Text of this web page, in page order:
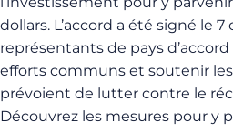
dollars. L’accord a été signé le
représentants de pays
efforts communs et soutenir
prévoient de lutter contre le
Découvrez les mesures pour y